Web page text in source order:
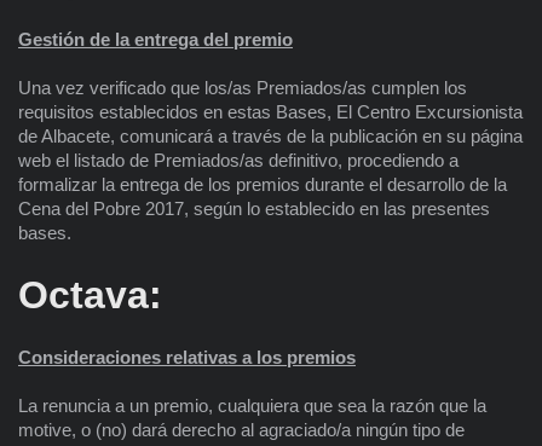
Gestión de la entrega del premio
Una vez verificado que los/as Premiados/as cumplen los
requisitos establecidos en estas Bases, El Centro Excursionista
de Albacete, comunicará a través de la publicación en su página
web el listado de Premiados/as definitivo, procediendo a
formalizar la entrega de los premios durante el desarrollo de la
Cena del Pobre 2017, según lo establecido en las presentes
bases.
Octava:
Consideraciones relativas a los premios
La renuncia a un premio, cualquiera que sea la razón que la
motive, o (no) dará derecho al agraciado/a ningún tipo de